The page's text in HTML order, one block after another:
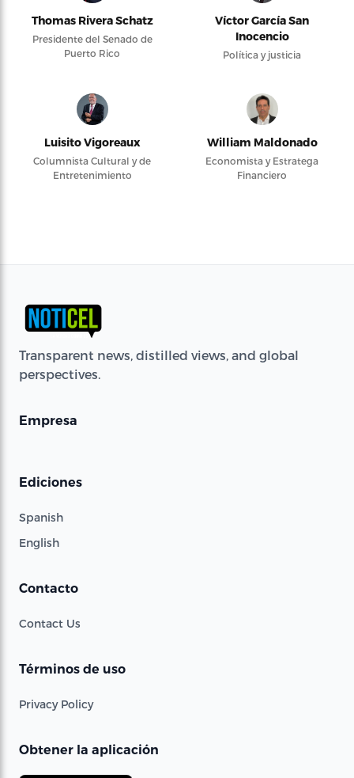
Thomas Rivera Schatz
Presidente del Senado de
Puerto Rico
Víctor García San
Inocencio
Política y justicia
Luisito Vigoreaux
Columnista Cultural y de
Entretenimiento
William Maldonado
Economista y Estratega
Financiero
Transparent news, distilled views, and global
perspectives.
Empresa
Ediciones
Spanish
English
Contacto
Contact Us
Términos de uso
Privacy Policy
Obtener la aplicación